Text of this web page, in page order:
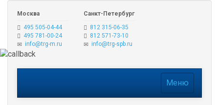
Москва
495 505-04-44
495 781-00-24
info@trg-m.ru
Санкт-Петербург
812 315-06-35
812 571-73-10
info@trg-spb.ru
Меню